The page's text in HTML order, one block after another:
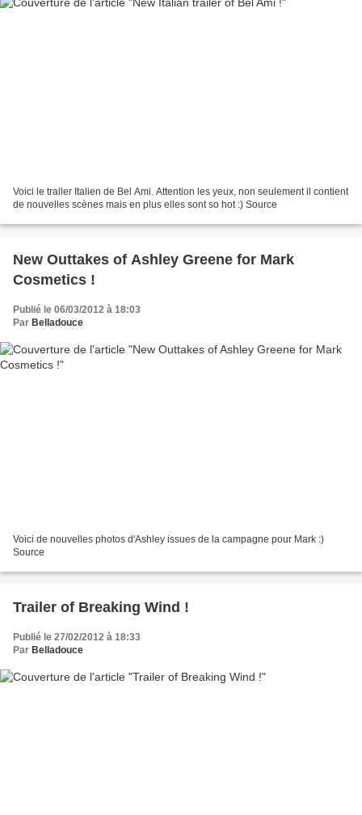
Voici le trailer Italien de Bel Ami. Attention les yeux, non seulement il contient
de nouvelles scènes mais en plus elles sont so hot :) Source
New Outtakes of Ashley Greene for Mark
Cosmetics !
Publié le 06/03/2012 à 18:03
Par Belladouce
Voici de nouvelles photos d'Ashley issues de la campagne pour Mark :)
Source
Trailer of Breaking Wind !
Publié le 27/02/2012 à 18:33
Par Belladouce